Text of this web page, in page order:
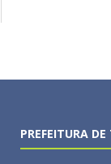
PREFEITURA